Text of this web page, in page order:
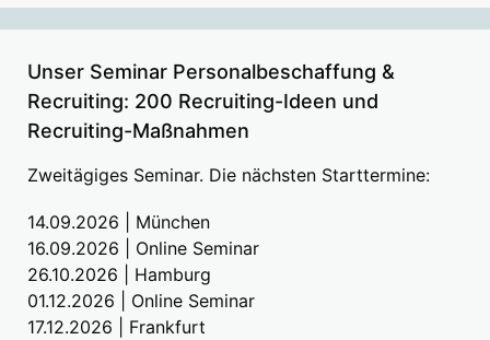
Unser Seminar Personalbeschaffung &
Recruiting: 200 Recruiting-Ideen und
Recruiting-Maßnahmen
Zweitägiges Seminar. Die nächsten Starttermine:
14.09.2026 | München
16.09.2026 | Online Seminar
26.10.2026 | Hamburg
01.12.2026 | Online Seminar
17.12.2026 | Frankfurt